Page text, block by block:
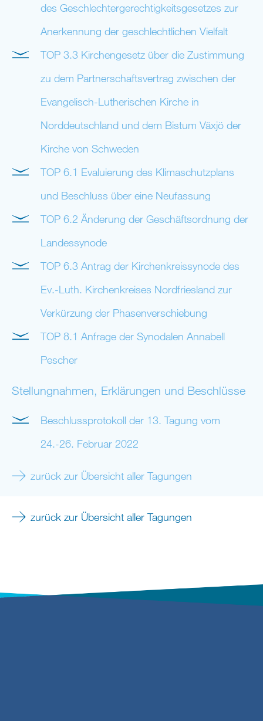
des Geschlechtergerechtigkeitsgesetzes zur
Anerkennung der geschlechtlichen Vielfalt
TOP 3.3 Kirchengesetz über die Zustimmung
zu dem Partnerschaftsvertrag zwischen der
Evangelisch-Lutherischen Kirche in
Norddeutschland und dem Bistum Växjö der
Kirche von Schweden
TOP 6.1 Evaluierung des Klimaschutzplans
und Beschluss über eine Neufassung
TOP 6.2 Änderung der Geschäftsordnung der
Landessynode
TOP 6.3 Antrag der Kirchenkreissynode des
Ev.-Luth. Kirchenkreises Nordfriesland zur
Verkürzung der Phasenverschiebung
TOP 8.1 Anfrage der Synodalen Annabell
Pescher
Stellungnahmen, Erklärungen und Beschlüsse
Beschlussprotokoll der 13. Tagung vom
24.-26. Februar 2022
zurück zur Übersicht aller Tagungen
zurück zur Übersicht aller Tagungen